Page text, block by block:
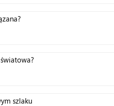
szlaku